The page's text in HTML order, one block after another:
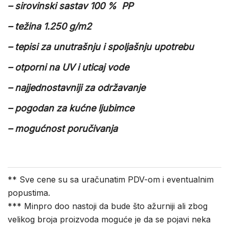
– sirovinski sastav 100 % PP
– težina 1.250 g/m2
– tepisi za unutrašnju i spoljašnju upotrebu
– otporni na UV i uticaj vode
– najjednostavniji za održavanje
– pogodan za kućne ljubimce
– mogućnost poručivanja
** Sve cene su sa uračunatim PDV-om i eventualnim
popustima.
*** Minpro doo nastoji da bude što ažurniji ali zbog
velikog broja proizvoda moguće je da se pojavi neka